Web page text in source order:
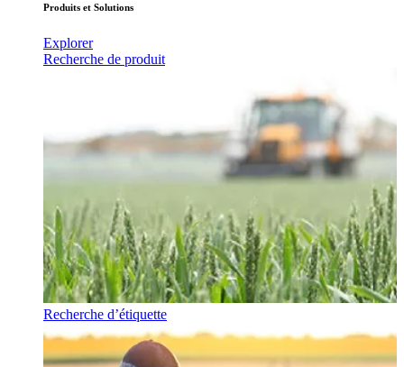
Produits et Solutions
Explorer
Recherche de produit
Recherche d’étiquette